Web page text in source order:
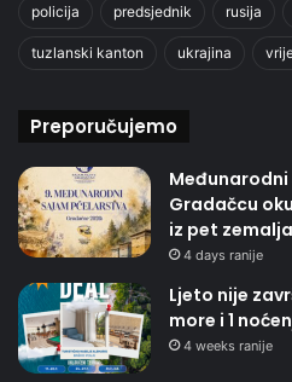
policija predsjednik rusija
tuzlanski kanton ukrajina
Preporučujemo
Gradačcu
iz pet zemalja
4 days ranije
Ljeto nije
more i 1
4 weeks ranije